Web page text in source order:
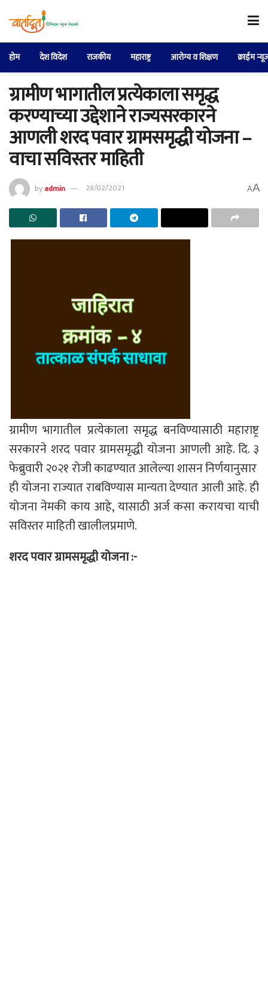
होम देश विदेश राजकीय महाराष्ट्र आरोग्य व शिक्षण क्राईम
ग्रामीण भागातील प्रत्येकाला समृद्ध
करण्याच्या उद्देशाने राज्यसरकारने
आणली शरद पवार ग्रामसमृद्धी योजना –
वाचा सविस्तर माहिती
byadmin 28/02/2021 AA
ग्रामीण भागातील प्रत्येकाला समृद्ध बनविण्यासाठी महाराष्ट्र
सरकारने शरद पवार ग्रामसमृद्धी योजना आणली आहे. दि. ३
फेब्रुवारी २०२१ रोजी काढण्यात आलेल्या शासन निर्णयानुसार
ही योजना राज्यात राबविण्यास मान्यता देण्यात आली आहे. ही
योजना नेमकी काय आहे, यासाठी अर्ज कसा करायचा याची
सविस्तर माहिती खालीलप्रमाणे.
शरद पवार ग्रामसमृद्धी योजना :-